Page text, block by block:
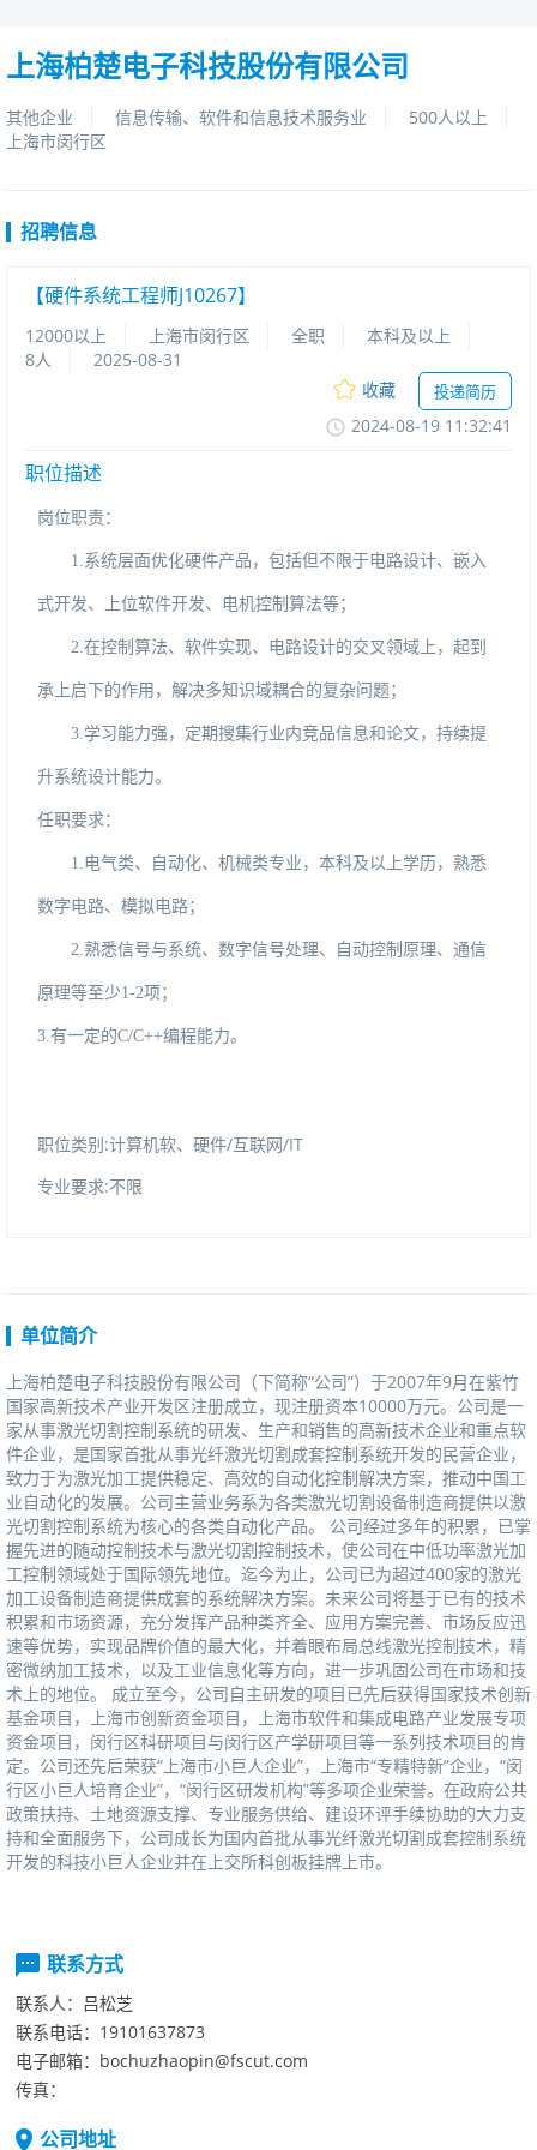
上海柏楚电子科技股份有限公司
其他企业 信息传输、软件和信息技术服务业
500人以上
上海市闵行区
招聘信息
【硬件系统工程师J10267】
12000以上 上海市闵行区 全职
本科及以上
8人
2025-08-31
收藏
投递简历
2024-08-1911:32:41
职位描述
岗位职责：
1.系统层面优化硬件产品，包括但不限于电路设计、嵌入
式开发、上位软件开发、电机控制算法等；
2.在控制算法、软件实现、电路设计的交叉领域上，起到
承上启下的作用，解决多知识域耦合的复杂问题；
3.学习能力强，定期搜集行业内竞品信息和论文，持续提
升系统设计能力。
任职要求：
1.电气类、自动化、机械类专业，本科及以上学历，熟悉
数字电路、模拟电路；
2.熟悉信号与系统、数字信号处理、自动控制原理、通信
原理等至少1-2项；
3.有一定的C/C++编程能力。
职位类别:计算机软、硬件/互联网/IT
专业要求:不限
单位简介
上海柏楚电子科技股份有限公司（下简称“公司”）于2007年9月在紫竹
国家高新技术产业开发区注册成立，现注册资本10000万元。公司是一
家从事激光切割控制系统的研发、生产和销售的高新技术企业和重点软
件企业，是国家首批从事光纤激光切割成套控制系统开发的民营企业，
致力于为激光加工提供稳定、高效的自动化控制解决方案，推动中国工
业自动化的发展。公司主营业务系为各类激光切割设备制造商提供以激
光切割控制系统为核心的各类自动化产品。公司经过多年的积累，已掌
握先进的随动控制技术与激光切割控制技术，使公司在中低功率激光加
工控制领域处于国际领先地位。迄今为止，公司已为超过400家的激光
加工设备制造商提供成套的系统解决方案。未来公司将基于已有的技术
积累和市场资源，充分发挥产品种类齐全、应用方案完善、市场反应迅
速等优势，实现品牌价值的最大化，并着眼布局总线激光控制技术，精
密微纳加工技术，以及工业信息化等方向，进一步巩固公司在市场和技
术上的地位。成立至今，公司自主研发的项目已先后获得国家技术创新
基金项目，上海市创新资金项目，上海市软件和集成电路产业发展专项
资金项目，闵行区科研项目与闵行区产学研项目等一系列技术项目的肯
定。公司还先后荣获“上海市小巨人企业”，上海市“专精特新”企业，“闵
行区小巨人培育企业”，“闵行区研发机构”等多项企业荣誉。在政府公共
政策扶持、土地资源支撑、专业服务供给、建设环评手续协助的大力支
持和全面服务下，公司成长为国内首批从事光纤激光切割成套控制系统
开发的科技小巨人企业并在上交所科创板挂牌上市。
联系方式
联系人： 吕松芝
联系电话： 19101637873
电子邮箱： bochuzhaopin@fscut.com
传真：
公司地址